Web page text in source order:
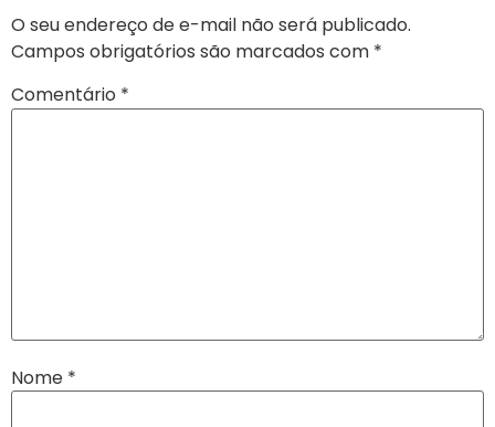
O seu endereço de e-mail não será publicado.
Campos obrigatórios são marcados com *
Comentário *
Nome *